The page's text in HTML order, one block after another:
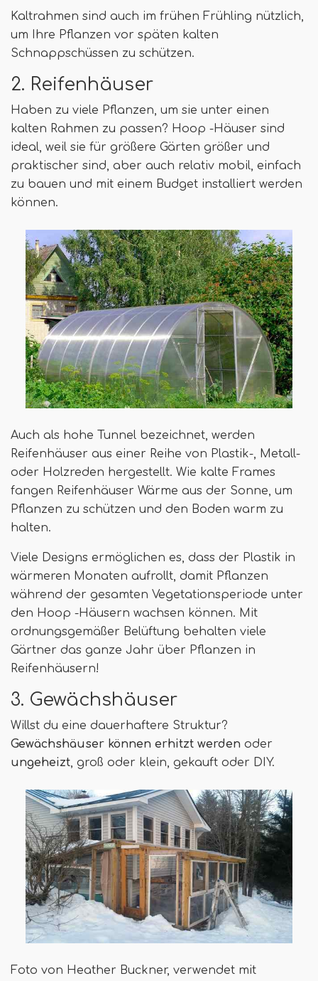
Kaltrahmen sind auch im frühen Frühling nützlich,
um Ihre Pflanzen vor späten kalten
Schnappschüssen zu schützen.
2. Reifenhäuser
Haben zu viele Pflanzen, um sie unter einen
kalten Rahmen zu passen? Hoop -Häuser sind
ideal, weil sie für größere Gärten größer und
praktischer sind, aber auch relativ mobil, einfach
zu bauen und mit einem Budget installiert werden
können.
Auch als hohe Tunnel bezeichnet, werden
Reifenhäuser aus einer Reihe von Plastik-, Metall-
oder Holzreden hergestellt. Wie kalte Frames
fangen Reifenhäuser Wärme aus der Sonne, um
Pflanzen zu schützen und den Boden warm zu
halten.
Viele Designs ermöglichen es, dass der Plastik in
wärmeren Monaten aufrollt, damit Pflanzen
während der gesamten Vegetationsperiode unter
den Hoop -Häusern wachsen können. Mit
ordnungsgemäßer Belüftung behalten viele
Gärtner das ganze Jahr über Pflanzen in
Reifenhäusern!
3. Gewächshäuser
Willst du eine dauerhaftere Struktur?
Gewächshäuser können erhitzt werden oder
ungeheizt, groß oder klein, gekauft oder DIY.
Foto von Heather Buckner, verwendet mit